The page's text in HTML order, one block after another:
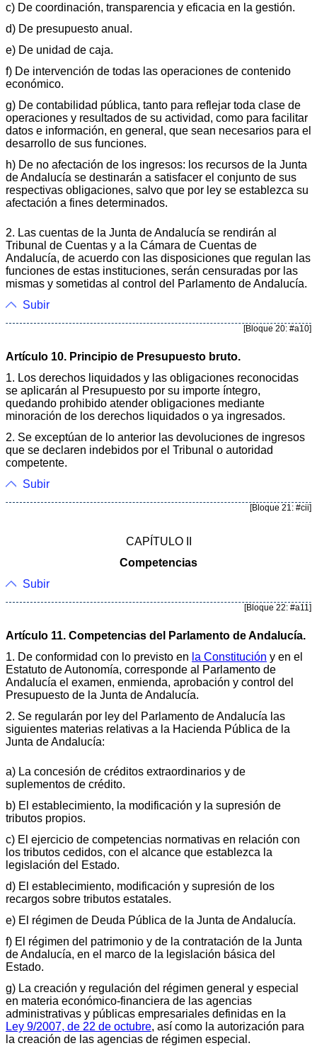
c) De coordinación, transparencia y eficacia en la gestión.
d) De presupuesto anual.
e) De unidad de caja.
f) De intervención de todas las operaciones de contenido
económico.
g) De contabilidad pública, tanto para reflejar toda clase de
operaciones y resultados de su actividad, como para facilitar
datos e información, en general, que sean necesarios para el
desarrollo de sus funciones.
h) De no afectación de los ingresos: los recursos de la Junta
de Andalucía se destinarán a satisfacer el conjunto de sus
respectivas obligaciones, salvo que por ley se establezca su
afectación a fines determinados.
2. Las cuentas de la Junta de Andalucía se rendirán al
Tribunal de Cuentas y a la Cámara de Cuentas de
Andalucía, de acuerdo con las disposiciones que regulan las
funciones de estas instituciones, serán censuradas por las
mismas y sometidas al control del Parlamento de Andalucía.
Subir
[Bloque 20: #a10]
Artículo 10. Principio de Presupuesto bruto.
1. Los derechos liquidados y las obligaciones reconocidas
se aplicarán al Presupuesto por su importe íntegro,
quedando prohibido atender obligaciones mediante
minoración de los derechos liquidados o ya ingresados.
2. Se exceptúan de lo anterior las devoluciones de ingresos
que se declaren indebidos por el Tribunal o autoridad
competente.
Subir
[Bloque 21: #cii]
CAPÍTULO II
Competencias
Subir
[Bloque 22: #a11]
Artículo 11. Competencias del Parlamento de Andalucía.
1. De conformidad con lo previsto en la Constitución y en el
Estatuto de Autonomía, corresponde al Parlamento de
Andalucía el examen, enmienda, aprobación y control del
Presupuesto de la Junta de Andalucía.
2. Se regularán por ley del Parlamento de Andalucía las
siguientes materias relativas a la Hacienda Pública de la
Junta de Andalucía:
a) La concesión de créditos extraordinarios y de
suplementos de crédito.
b) El establecimiento, la modificación y la supresión de
tributos propios.
c) El ejercicio de competencias normativas en relación con
los tributos cedidos, con el alcance que establezca la
legislación del Estado.
d) El establecimiento, modificación y supresión de los
recargos sobre tributos estatales.
e) El régimen de Deuda Pública de la Junta de Andalucía.
f) El régimen del patrimonio y de la contratación de la Junta
de Andalucía, en el marco de la legislación básica del
Estado.
g) La creación y regulación del régimen general y especial
en materia económico-financiera de las agencias
administrativas y públicas empresariales definidas en la
Ley 9/2007, de 22 de octubre, así como la autorización para
la creación de las agencias de régimen especial.